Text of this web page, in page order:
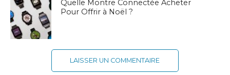
Quelle Montre Connectée Acheter
Pour Offrir à Noël ?
LAISSER UN COMMENTAIRE